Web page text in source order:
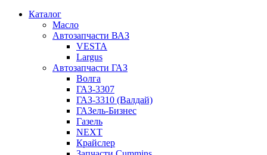
Каталог
Масло
Автозапчасти ВАЗ
VESTA
Largus
Автозапчасти ГАЗ
Волга
ГАЗ-3307
ГАЗ-3310 (Валдай)
ГАЗель-Бизнес
Газель
NEXT
Крайслер